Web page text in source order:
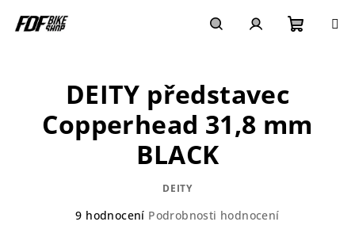
DEITY představec
Copperhead 31,8 mm
BLACK
DEITY
Průměrné
9 hodnocení Podrobnosti hodnocení